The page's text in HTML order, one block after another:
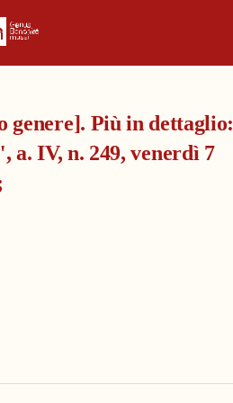
genere]. Più in dettaglio:
a. IV, n. 249, venerdì 7